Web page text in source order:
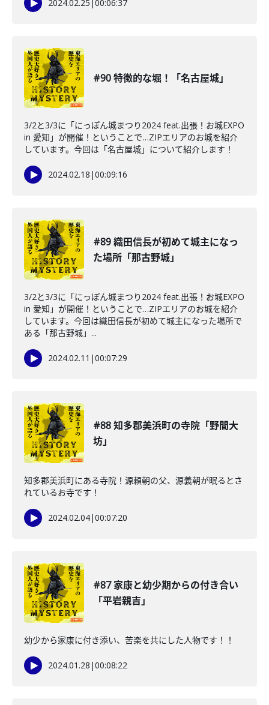
2024.02.25 00:06:37
#90 特徴的な堀！「名古屋城」
3/2と3/3に「にっぽん城まつり2024 feat.出張！お城EXPO
in 愛知」が開催！ということで…ZIPエリアのお城を紹介
しています。今回は「名古屋城」について紹介します！
2024.02.18 |00:09:16
#89 織田信長が初めて城主になっ
た場所「那古野城」
3/2と3/3に「にっぽん城まつり2024 feat.出張！お城EXPO
in 愛知」が開催！ということで…ZIPエリアのお城を紹介
しています。今回は織田信長が初めて城主になった場所で
ある「那古野城」...
2024.02.11 |00:07:29
#88 知多郡美浜町の寺院「野間大
坊」
知多郡美浜町にある寺院！源頼朝の父、源義朝が眠るとさ
れているお寺です！
2024.02.04|00:07:20
#87 家康と幼少期からの付き合い
「平岩親吉」
幼少から家康に付き添い、苦楽を共にした人物です！！
2024.01.28 |00:08:22